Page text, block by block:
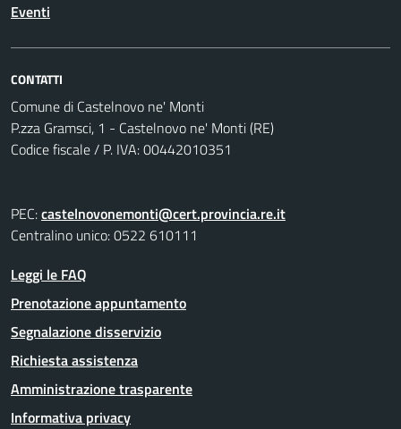
Eventi
CONTATTI
Comune di Castelnovo ne' Monti
P.zza Gramsci, 1 - Castelnovo ne' Monti (RE)
Codice fiscale / P. IVA: 00442010351
PEC:castelnovonemonti@cert.provincia.re.it
Centralino unico: 0522 610111
Leggi le FAQ
Prenotazione appuntamento
Segnalazione disservizio
Richiesta assistenza
Amministrazione trasparente
Informativa privacy